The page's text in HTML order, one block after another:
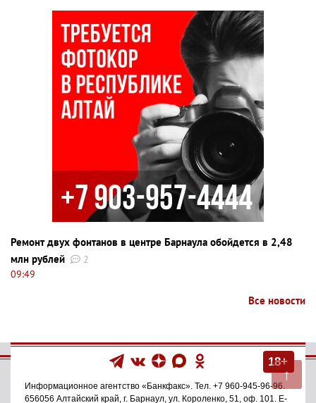
↑
Ремонт двух фонтанов в центре Барнаула обойдется в 2,48
млн рублей
2
09:49
Все новости
18+
Информационное агентство «Банкфакс» . Тел. +7 960-945-96-96
656056 Алтайский край, г. Барнаул ул. Короленко, 51, оф. 101 . E-